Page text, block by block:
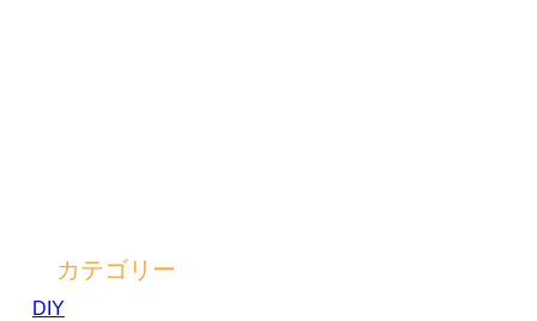
カテゴリー
DIY